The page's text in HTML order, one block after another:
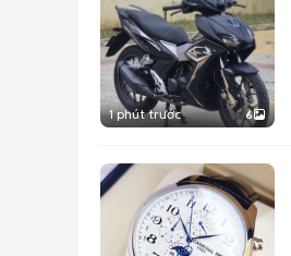
1 phút trước 6